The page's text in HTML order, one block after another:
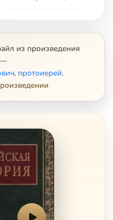
из произведения
протоиерей.